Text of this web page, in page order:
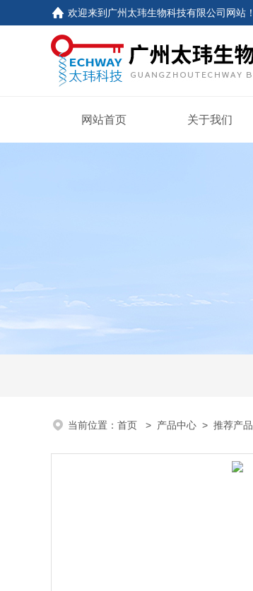
欢迎来到 广州太玮生物科技有限公司网站 ！
网站首页 关于我们
当前位置： 首页 > 产品中心 > 推荐产品